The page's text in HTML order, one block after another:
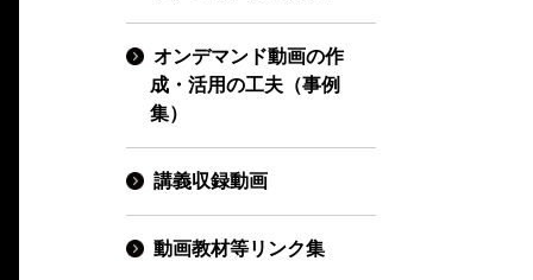
オンデマンド動画の作
成・活用の工夫（事例
集）
講義収録動画
動画教材等リンク集